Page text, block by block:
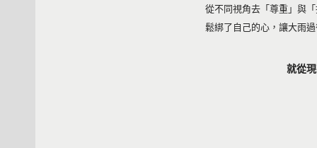
從不同視角去「尊重」與
鬆綁了自己的心，讓大雨
就從